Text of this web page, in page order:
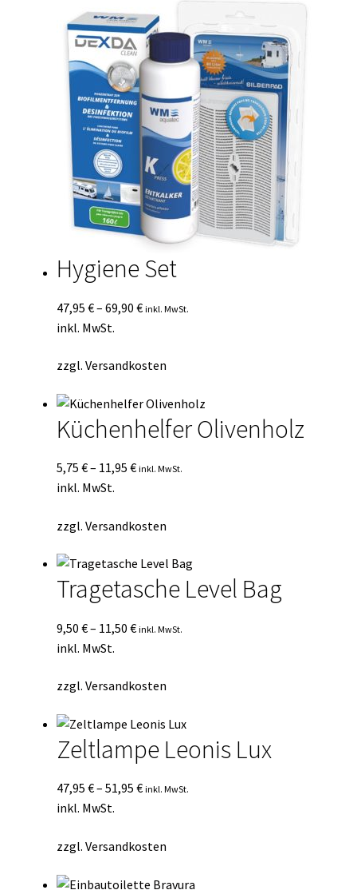
Hygiene Set
47,95 €– 69,90 € inkl. MwSt.
inkl. MwSt.
zzgl. Versandkosten
Küchenhelfer Olivenholz
5,75 €– 11,95 € inkl. MwSt.
inkl. MwSt.
zzgl. Versandkosten
Tragetasche Level Bag
9,50 €– 11,50 € inkl. MwSt.
inkl. MwSt.
zzgl. Versandkosten
Zeltlampe Leonis Lux
47,95 €– 51,95 € inkl. MwSt.
inkl. MwSt.
zzgl. Versandkosten